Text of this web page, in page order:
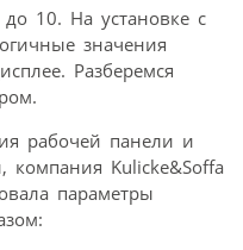
10. На установке с
значения
Разберемся
рабочей панели и
компания Kulicke&Soffa
параметры